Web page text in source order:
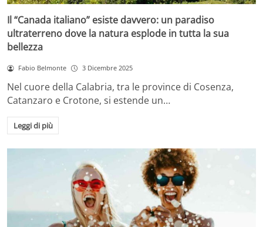
Il “Canada italiano” esiste davvero: un paradiso
ultraterreno dove la natura esplode in tutta la sua
bellezza
Fabio Belmonte 3 Dicembre 2025
Nel cuore della Calabria, tra le province di Cosenza,
Catanzaro e Crotone, si estende un…
Leggi di più